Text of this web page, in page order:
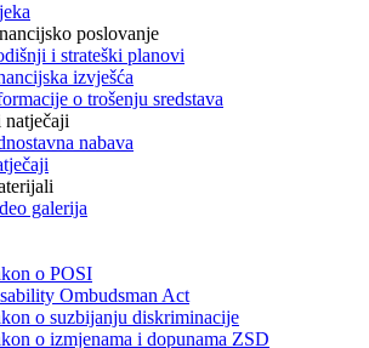
poslovanje
i strateški planovi
izvješća
o trošenju sredstava
natječaji
nabava
galerija
o POSI
Ombudsman Act
o suzbijanju diskriminacije
o izmjenama i dopunama ZSD